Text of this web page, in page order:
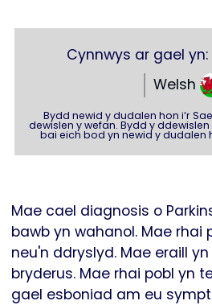
Cynnwys ar gael yn:
Welsh
Bydd newid y dudalen hon i’r
dewislen y wefan. Bydd y
bai eich bod yn newid y dudalen
Mae cael diagnosis o
bawb yn wahanol. Mae rhai
neu'n ddryslyd. Mae eraill
bryderus. Mae rhai pobl yn
gael esboniad am eu